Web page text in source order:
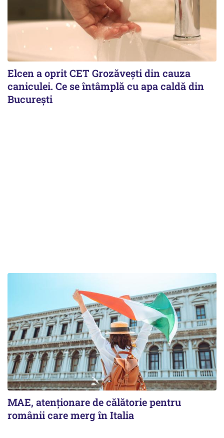
Elcen a oprit CET Grozăvești din cauza
caniculei. Ce se întâmplă cu apa caldă din
București
MAE, atenționare de călătorie pentru
românii care merg în Italia